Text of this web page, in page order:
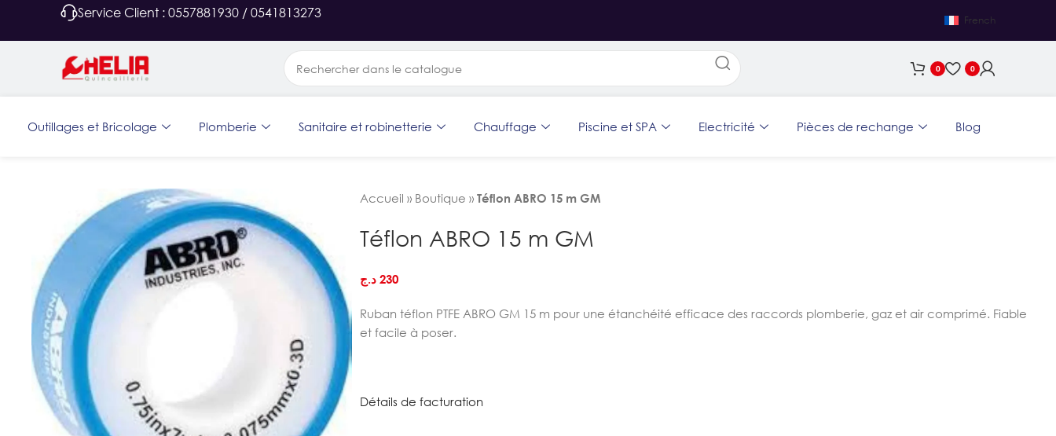
Service Client : 0557881930 / 0541813273 French
0 0
Outillages et Bricolage Plomberie Sanitaire et robinetterie Chauffage Piscine et SPA Electricité Pièces de rechange Blog
Accueil » Boutique » Téflon ABRO 15 m GM
Téflon ABRO 15 m GM
230 د.ج
Ruban téflon PTFE ABRO GM 15 m pour une étanchéité efficace des raccords plomberie, gaz et air comprimé. Fiable
et facile à poser.
Détails de facturation